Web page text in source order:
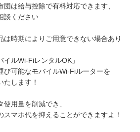
団は給与控除で有料対応できます、
談ください
は時期によりご用意できない場合あり
イルWi-FiレンタルOK」
び可能なモバイルWi-Fiルーターを
たします！
使用量を削減でき、
スマホ代を抑えることができますよ！